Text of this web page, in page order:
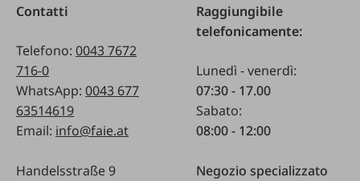
Contatti
Telefono: 0043 7672
716-0
WhatsApp: 0043 677
63514619
Email: info@faie.at
Handelsstraße 9
Raggiungibile
telefonicamente:
Lunedì - venerdì:
07:30 - 17.00
Sabato:
08:00 - 12:00
Negozio specializzato